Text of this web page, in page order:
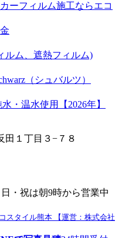
ーフィルム施工ならエコ
ルム、遮熱フィルム)
（シュバルツ）
・温水使用【2026年】
田１丁目３−７８
・祝は朝9時から営業中
スタイル熊本 【運営：株式会社